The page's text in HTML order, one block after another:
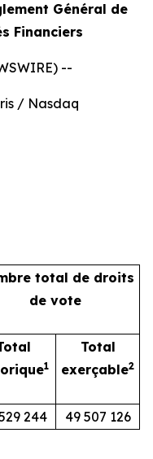
Général de
Financiers
--
/ Nasdaq
total de droits
de vote
1
Total
exerçable2
244 49 507 126